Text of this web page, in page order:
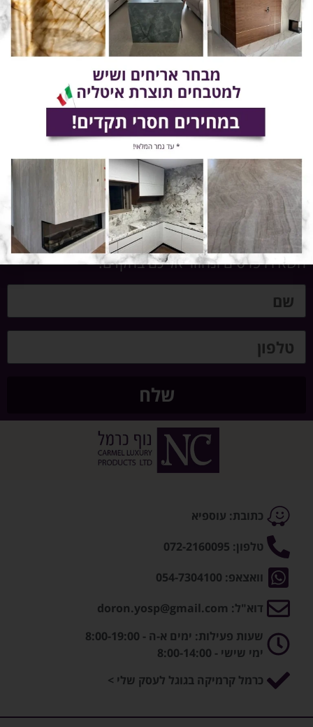
לקביעת פגישה
השאירו פרטים ונחזור אליכם בהקדם!
שלח
כתובת: עוספיא
טלפון: 072-2160095
וואצאפ: 054-7304100
דוא"ל: doron.yosp@gmail.com
שעות פעילות: ימים א-ה - 8:00-19:00
ימי שישי - 8:00-14:00
כרמל קרמיקה בגוגל לעסק שלי >